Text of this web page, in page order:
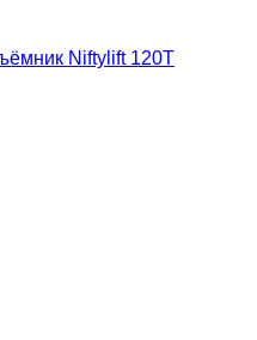
Niftylift 120T